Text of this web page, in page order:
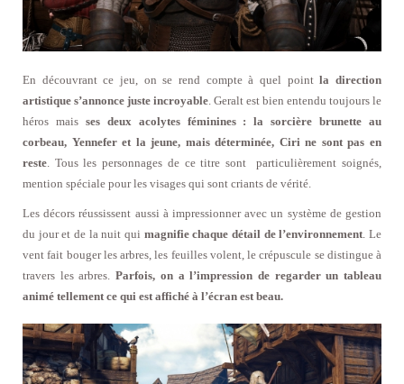
En découvrant ce jeu, on se rend compte à quel pointla direction
artistique s’annonce juste incroyable . Geralt est bien entendu toujours le
héros mais ses deux acolytes féminines : la sorcière brunette au
corbeau, Yennefer et la jeune, mais déterminée, Ciri ne sont pas en
reste . Tous les personnages de ce titre sont particulièrement soignés,
mention spéciale pour les visages qui sont criants de vérité.
Les décors réussissent aussi à impressionner avec un système de gestion
du jour et de la nuit qui magnifie chaque détail de l’environnement . Le
vent fait bouger les arbres, les feuilles volent, le crépuscule se distingue à
travers les arbres.Parfois, on a l’impression de regarder un tableau
animé tellement ce qui est affiché à l’écran est beau.